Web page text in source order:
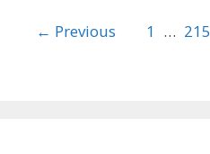
Post
← Previous 1 … 215